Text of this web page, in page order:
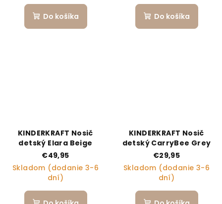
Do košíka Do košíka
KINDERKRAFT Nosič
detský Elara Beige
€49,95
Skladom (dodanie 3-6
dní)
KINDERKRAFT Nosič
detský CarryBee Grey
€29,95
Skladom (dodanie 3-6
dní)